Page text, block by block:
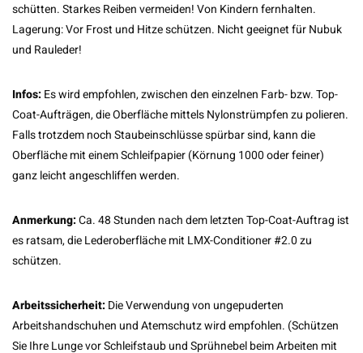
schütten. Starkes Reiben vermeiden! Von Kindern fernhalten.
Lagerung: Vor Frost und Hitze schützen. Nicht geeignet für Nubuk
und Rauleder!
Infos:Es wird empfohlen, zwischen den einzelnen Farb- bzw. Top-
Coat-Aufträgen, die Oberfläche mittels Nylonstrümpfen zu polieren.
Falls trotzdem noch Staubeinschlüsse spürbar sind, kann die
Oberfläche mit einem Schleifpapier (Körnung 1000 oder feiner)
ganz leicht angeschliffen werden.
Anmerkung:Ca. 48 Stunden nach dem letzten Top-Coat-Auftrag ist
es ratsam, die Lederoberfläche mit LMX-Conditioner #2.0 zu
schützen.
Arbeitssicherheit:Die Verwendung von ungepuderten
Arbeitshandschuhen und Atemschutz wird empfohlen. (Schützen
Sie Ihre Lunge vor Schleifstaub und Sprühnebel beim Arbeiten mit